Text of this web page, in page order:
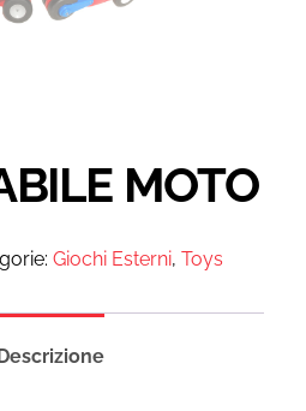
MOTO
Giochi Esterni, Toys